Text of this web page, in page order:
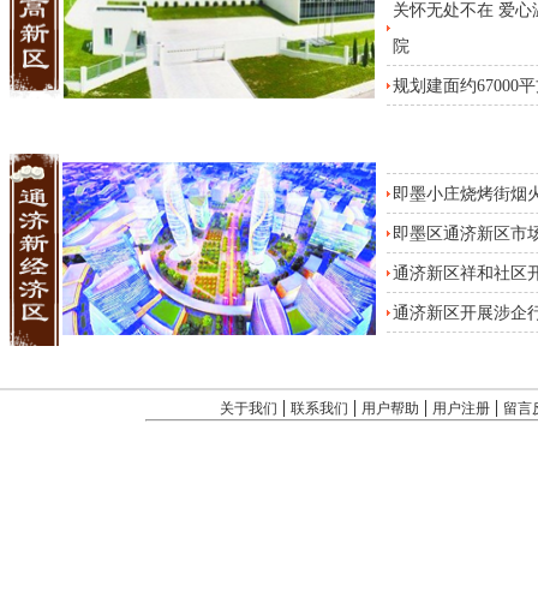
关怀无处不在 爱
院
规划建面约67000
即墨小庄烧烤街烟
即墨区通济新区市
通济新区祥和社区
通济新区开展涉企
关于我们 | 联系我们 | 用户帮助 | 用户注册 | 留言